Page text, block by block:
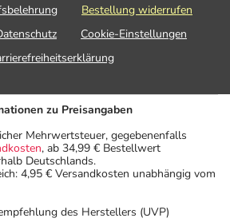
Bestellung widerrufen
Cookie-Einstellungen
zu Preisangaben
Mehrwertsteuer, gegebenenfalls
, ab 34,99 € Bestellwert
Deutschlands.
4,95 € Versandkosten unabhängig vom
des Herstellers (UVP)